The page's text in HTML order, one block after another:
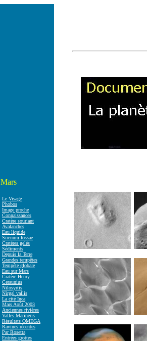
Mars
Le Visage
Phobos
Image proche
Connaissances
Cratère souriant
Avalanches
Eau liquide
Sirenum fossae
Cratères gelés
Sédiments
Depuis la Terre
Grandes tempêtes
Tempête globale
Eau sur Mars
Cratère Henry
Ceraunius
Nilosyrtis
Nirgal vallis
La cité Inca
Mars Août 2003
Anciennes rivières
Valles Marineris
Résultats OMEGA
Ravines récentes
Par Rosetta
Entrées grottes